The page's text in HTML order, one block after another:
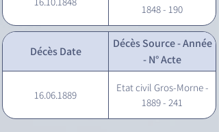
1848 - 190
Décès Date
Décès Source - Année
- N° Acte
16.06.1889
Etat civil Gros-Morne -
1889 - 241